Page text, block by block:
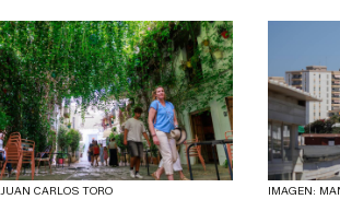
CARLOS TORO IMAGEN: